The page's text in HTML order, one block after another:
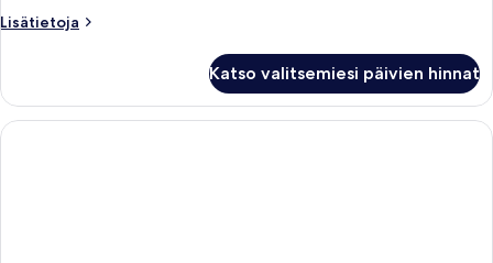
Lisätietoja
Lisätietoja
huone,
torni
Katso valitsemiesi päivien hinnat